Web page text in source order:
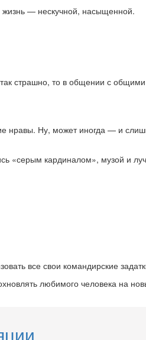
жизнь — нескучной, насыщенной.
страшно, то в общении с
нравы. Ну, может иногда — и
«серым кардиналом», музой и
все свои командирские
любимого человека на